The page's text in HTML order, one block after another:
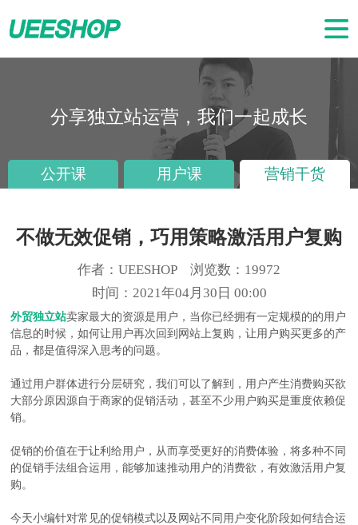
分享独立站运营，我们一起成长
公开课 用户课 营销干货
不做无效促销，巧用策略激活用户复购
作者：UEESHOP 浏览数：19972
时间：2021年04月30日 00:00
外贸独立站卖家最大的资源是用户，当你已经拥有一定规模的的用户
信息的时候，如何让用户再次回到网站上复购，让用户购买更多的产
品，都是值得深入思考的问题。
通过用户群体进行分层研究，我们可以了解到，用户产生消费购买欲
大部分原因源自于商家的促销活动，甚至不少用户购买是重度依赖促
销。
促销的价值在于让利给用户，从而享受更好的消费体验，将多种不同
的促销手法组合运用，能够加速推动用户的消费欲，有效激活用户复
购。
今天小编针对常见的促销模式以及网站不同用户变化阶段如何结合运